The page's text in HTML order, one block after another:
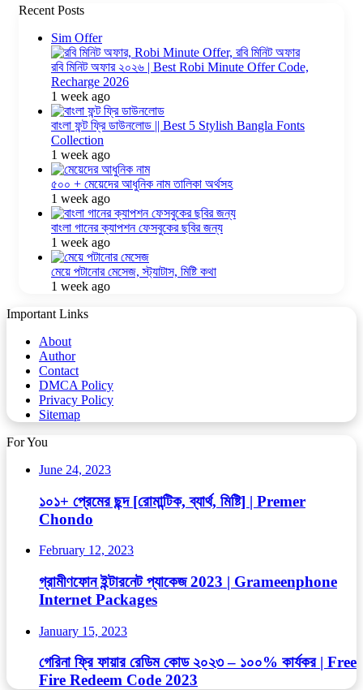
Recent Posts
Sim Offer
রবি মিনিট অফার ২০২৬ | Best Robi Minute Offer Code,
Recharge 2026
1 week ago
বাংলা ফন্ট ফ্রি ডাউনলোড || Best 5 Stylish Bangla Fonts
Collection
1 week ago
৫০০ + মেয়েদের আধুনিক নাম তালিকা অর্থসহ
1 week ago
বাংলা গানের ক্যাপশন ফেসবুকের ছবির জন্য
1 week ago
মেয়ে পটানোর মেসেজ, স্ট্যাটাস, মিষ্টি কথা
1 week ago
Important Links
About
Author
Contact
DMCA Policy
Privacy Policy
Sitemap
For You
June 24, 2023
১০১+ প্রেমের ছন্দ [রোমান্টিক, ব্যার্থ, মিষ্টি] | Premer
Chondo
February 12, 2023
গ্রামীণফোন ইন্টারনেট প্যাকেজ 2023 | Grameenphone
Internet Packages
January 15, 2023
গেরিনা ফ্রি ফায়ার রেডিম কোড ২০২৩ – ১০০% কার্যকর | Free
Fire Redeem Code 2023